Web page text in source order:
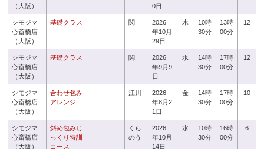
（大阪）
0日
シモジマ
心斎橋店
（大阪）
基礎クラス 関
2026
年10月
29日
木
10時
30分
13時
00分
12
シモジマ
心斎橋店
（大阪）
基礎クラス 関
2026
年9月9
日
水
14時
30分
17時
00分
12
シモジマ
心斎橋店
（大阪）
合わせ包み
アレンジ
江川
2026
年8月2
1日
金
14時
30分
17時
00分
10
シモジマ
心斎橋店
（大阪）
斜め包みじ
っくり特訓
コース
くら
のう
2026
年10月
14日
水
10時
30分
16時
00分
6